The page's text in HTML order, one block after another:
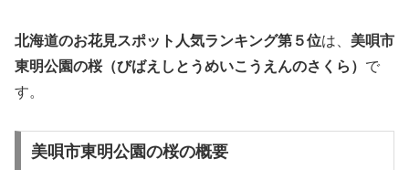
北海道のお花見スポット人気ランキング第５位は、 美唄市
東明公園の桜（びばえしとうめいこうえんのさくら） で
す。
美唄市東明公園の桜の概要